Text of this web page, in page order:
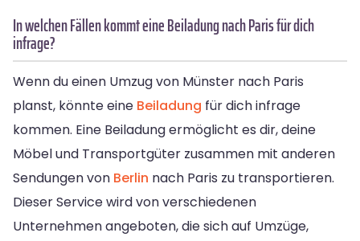
In welchen Fällen kommt eine Beiladung nach Paris für dich
infrage?
Wenn du einen Umzug von Münster nach Paris
planst, könnte eine Beiladung für dich infrage
kommen. Eine Beiladung ermöglicht es dir, deine
Möbel und Transportgüter zusammen mit anderen
Sendungen von Berlin nach Paris zu transportieren.
Dieser Service wird von verschiedenen
Unternehmen angeboten, die sich auf Umzüge,